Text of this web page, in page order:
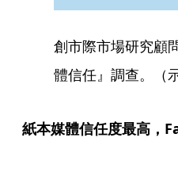
創市際市場研究顧
體信任』調查。（
紙本媒體信任度最高，